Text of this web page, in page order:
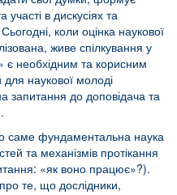
участі в дискусіях та
коли оцінка наукової
живе спілкування у
є необхідним та корисним
для наукової молоді
запитання до доповідача та
саме фундаментальна наука
та механізмів протікання
«як воно працює»?).
те, що дослідники,